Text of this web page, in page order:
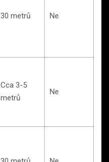
30 metrů Ne
Cca 3-5
metrů
Ne